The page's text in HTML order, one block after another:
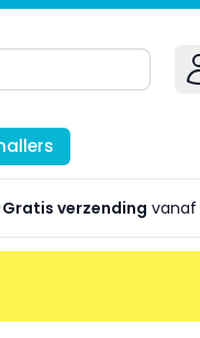
Gratis verzending vanaf